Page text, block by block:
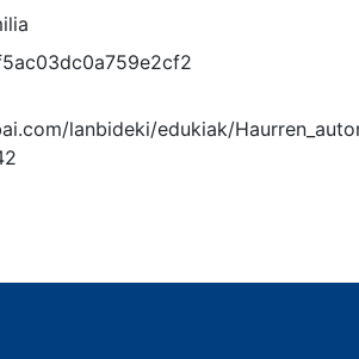
lanbideki/edukiak/